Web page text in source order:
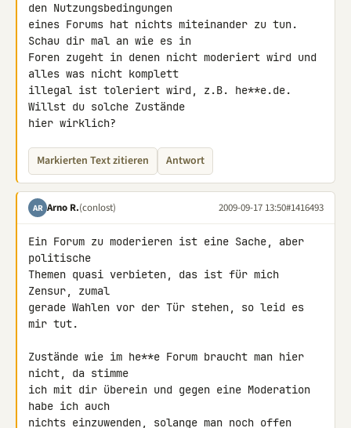
den Nutzungsbedingungen
eines Forums hat nichts miteinander zu tun.
Schau dir mal an wie es in
Foren zugeht in denen nicht moderiert wird und
alles was nicht komplett
illegal ist toleriert wird, z.B. he**e.de.
Willst du solche Zustände
hier wirklich?
Markierten Text zitieren Antwort
AR Arno R.(conlost) 2009-09-17 13:50#1416493
Ein Forum zu moderieren ist eine Sache, aber
politische
Themen quasi verbieten, das ist für mich
Zensur, zumal
gerade Wahlen vor der Tür stehen, so leid es
mir tut.
Zustände wie im he**e Forum braucht man hier
nicht, da stimme
ich mit dir überein und gegen eine Moderation
habe ich auch
nichts einzuwenden, solange man noch offen